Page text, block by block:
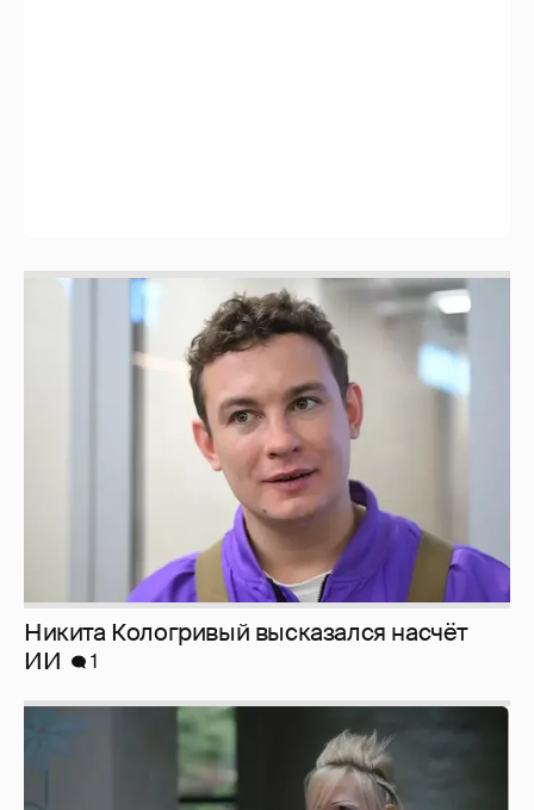
Никита Кологривый высказался насчёт
Певица Глюкоза рассказала о съёмках для
эротического журнала
3